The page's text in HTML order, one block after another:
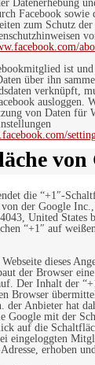
Datenerhebung
Facebook sowie
zum Schutz
ist
über ihn
verknüpft,
ausloggen.
von Daten für
von
die “+1″-
der Google
United States
“+1″ auf
dieses
der Browser
Der Inhalt der
Browser
der Anbieter hat
Google mit der
auf die
eingeloggten
erhoben